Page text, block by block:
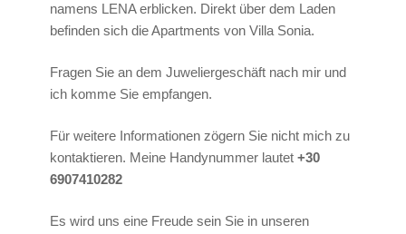
namens LENA erblicken. Direkt über dem Laden
befinden sich die Apartments von Villa Sonia.
Fragen Sie an dem Juweliergeschäft nach mir und
ich komme Sie empfangen.
Für weitere Informationen zögern Sie nicht mich zu
kontaktieren. Meine Handynummer lautet +30
6907410282
Es wird uns eine Freude sein Sie in unseren